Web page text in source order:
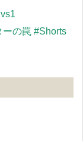
の罠 #Shorts